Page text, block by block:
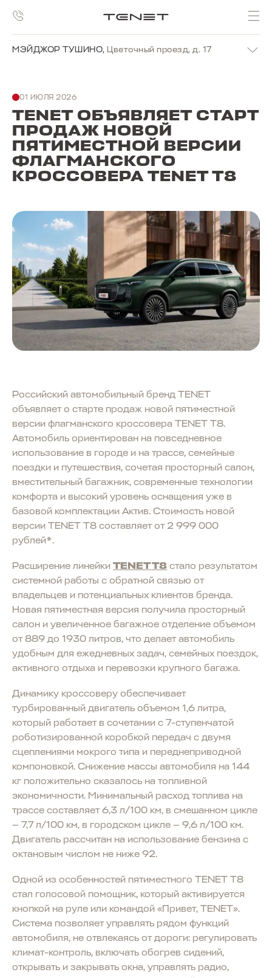
МЭЙДЖОР ТУШИНО, Цветочный проезд, д. 17
01 ИЮЛЯ 2026
TENET ОБЪЯВЛЯЕТ СТАРТ
ПРОДАЖ НОВОЙ
ПЯТИМЕСТНОЙ ВЕРСИИ
ФЛАГМАНСКОГО
КРОССОВЕРА TENET T8
Российский автомобильный бренд TENET
объявляет о старте продаж новой пятиместной
версии флагманского кроссовера TENET T8.
Автомобиль ориентирован на повседневное
использование в городе и на трассе, семейные
поездки и путешествия, сочетая просторный салон,
вместительный багажник, современные технологии
комфорта и высокий уровень оснащения уже в
базовой комплектации Актив. Стоимость новой
версии TENET T8 составляет от 2 999 000
рублей*.
Расширение линейки TENET T8 стало результатом
системной работы с обратной связью от
владельцев и потенциальных клиентов бренда.
Новая пятиместная версия получила просторный
салон и увеличенное багажное отделение объемом
от 889 до 1930 литров, что делает автомобиль
удобным для ежедневных задач, семейных поездок,
активного отдыха и перевозки крупного багажа.
Динамику кроссоверу обеспечивает
турбированный двигатель объемом 1,6 литра,
который работает в сочетании с 7-ступенчатой
роботизированной коробкой передач с двумя
сцеплениями мокрого типа и переднеприводной
компоновкой. Снижение массы автомобиля на 144
кг положительно сказалось на топливной
экономичности. Минимальный расход топлива на
трассе составляет 6,3 л/100 км, в смешанном цикле
— 7,7 л/100 км, в городском цикле — 9,6 л/100 км.
Двигатель рассчитан на использование бензина с
октановым числом не ниже 92.
Одной из особенностей пятиместного TENET T8
стал голосовой помощник, который активируется
кнопкой на руле или командой «Привет, TENET».
Система позволяет управлять рядом функций
автомобиля, не отвлекаясь от дороги: регулировать
климат-контроль, включать обогрев сидений,
открывать и закрывать окна, управлять радио,